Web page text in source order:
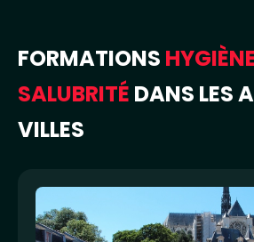
FORMATIONS
SALUBRITÉ DANS LES
VILLES